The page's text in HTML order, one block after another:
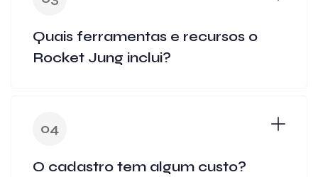
Quais ferramentas e recursos o
Rocket Jung inclui?
04
O cadastro tem algum custo?